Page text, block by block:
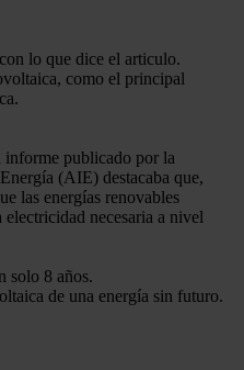
lo que dice el articulo.
como el principal
informe publicado por la
(AIE) destacaba que,
las energías renovables
necesaria a nivel
solo 8 años.
de una energía sin futuro.